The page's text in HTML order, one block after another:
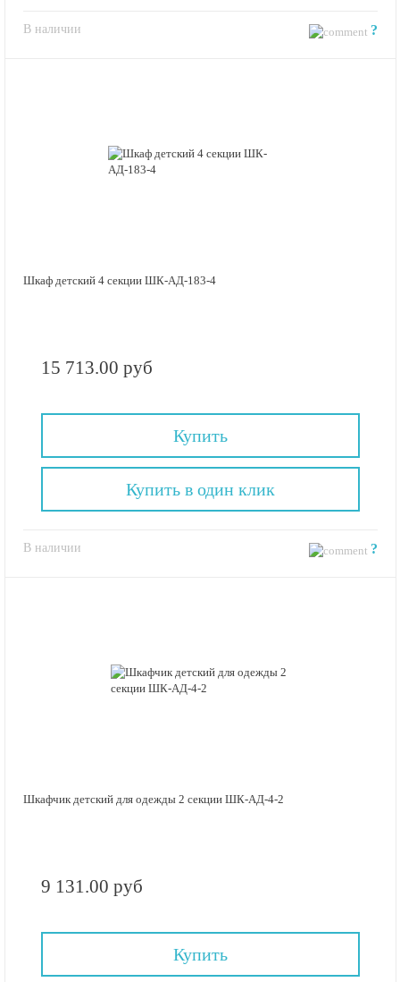
В наличии ?
Шкаф детский 4 секции ШК-АД-183-4
15 713.00 руб
Купить
В наличии ?
Купить в один клик
Шкафчик детский для одежды 2 секции ШК-АД-4-2
9 131.00 руб
Купить